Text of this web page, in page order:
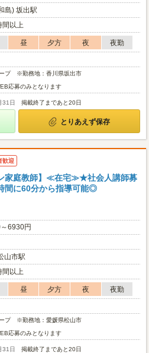
島) 坂出駅
間以上
昼 夕方 夜
夜勤
プ ※勤務地：香川県坂出市
応募のみとなります
31日 掲載終了まであと20日
とりあえず保存
歓迎
ン家庭教師】≪在宅≫★社会人講師募
間に60分から指導可能◎
6930円
山市駅
間以上
昼 夕方 夜
夜勤
プ ※勤務地：愛媛県松山市
応募のみとなります
31日 掲載終了まであと20日